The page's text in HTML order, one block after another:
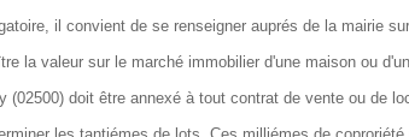
il convient de se renseigner auprés de la mairie
la valeur sur le marché immobilier d'une maison ou
doit être annexé à tout contrat de vente ou de